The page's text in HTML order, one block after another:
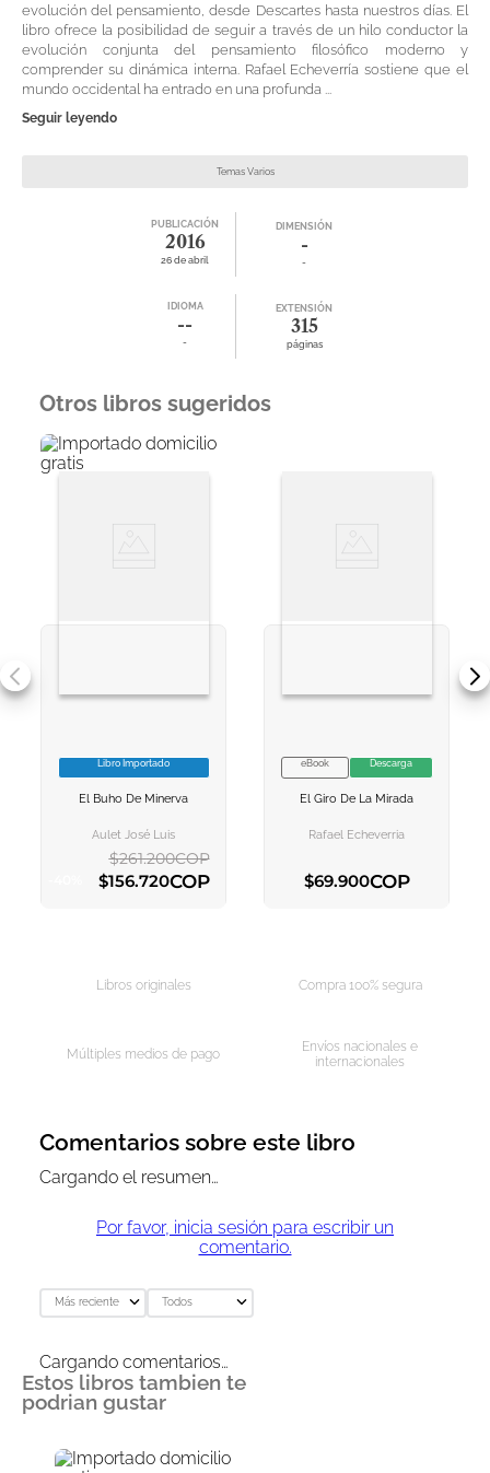
evolución del pensamiento, desde Descartes hasta nuestros días. El
libro ofrece la posibilidad de seguir a través de un hilo conductor la
evolución conjunta del pensamiento filosófico moderno y
comprender su dinámica interna. Rafael Echeverría sostiene que el
mundo occidental ha entrado en una profunda ...
Seguir leyendo
Temas Varios
PUBLICACIÓN
2016
26 de abril
DIMENSIÓN
-
-
IDIOMA
--
-
EXTENSIÓN
315
páginas
Otros libros sugeridos
VER INFORMACION
Libro Importado
El Buho De Minerva
Aulet José Luis
$261.200COP
$156.720COP
VER INFORMACION
eBook Descarga
El Giro De La Mirada
Rafael Echeverria
$69.900COP
Libros originales Compra 100% segura
Múltiples medios de pago
Envíos nacionales e
internacionales
Comentarios sobre este libro
Cargando el resumen…
Por favor, inicia sesión para escribir un
comentario.
Más reciente Todos
Cargando comentarios…
Estos libros tambien te
podrian gustar